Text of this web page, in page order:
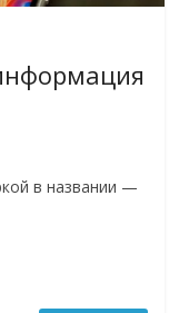
в названии —